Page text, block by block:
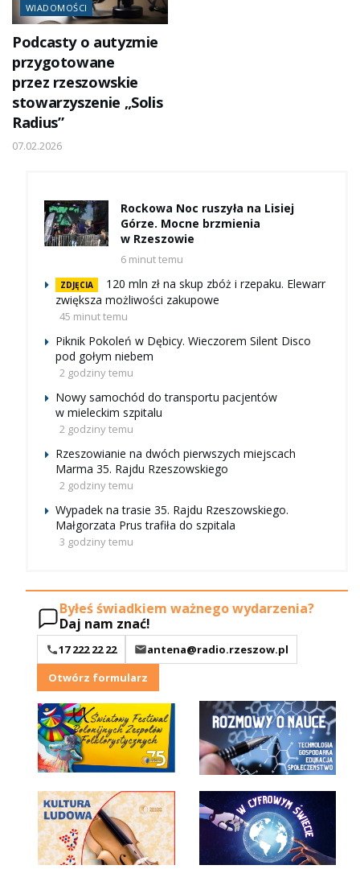
WIADOMOŚCI
Podcasty o autyzmie
przygotowane
przez rzeszowskie
stowarzyszenie „Solis
Radius”
07.02.2026
Rockowa Noc ruszyła na Lisiej
Górze. Mocne brzmienia
w Rzeszowie
6 minut temu
ZDJĘCIA
120 mln zł na skup zbóż i rzepaku. Elewarr
zwiększa możliwości zakupowe
45 minut temu
Piknik Pokoleń w Dębicy. Wieczorem Silent Disco
pod gołym niebem
2 godziny temu
Nowy samochód do transportu pacjentów
w mieleckim szpitalu
2 godziny temu
Rzeszowianie na dwóch pierwszych miejscach
Marma 35. Rajdu Rzeszowskiego
2 godziny temu
Wypadek na trasie 35. Rajdu Rzeszowskiego.
Małgorzata Prus trafiła do szpitala
3 godziny temu
Byłeś świadkiem ważnego wydarzenia?
Daj nam znać!
17 222 22 22
antena@radio.rzeszow.pl
Otwórz formularz